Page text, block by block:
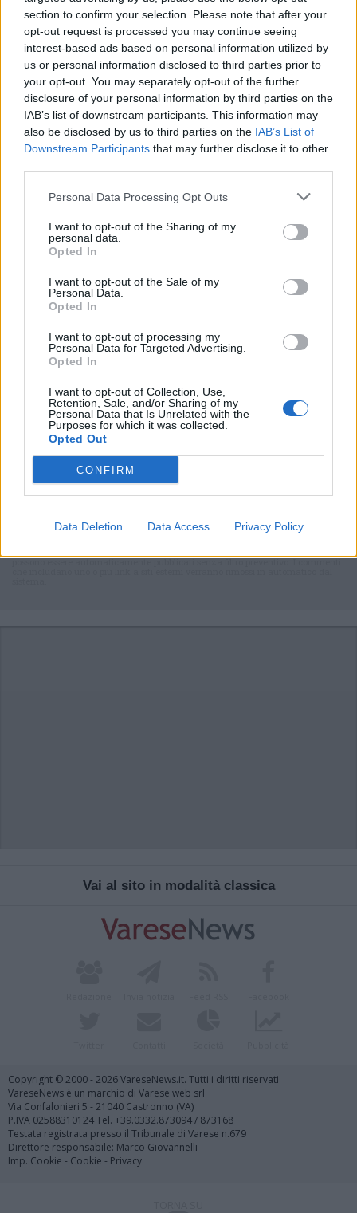
section to confirm your selection. Please note that after your
opt-out request is processed you may continue seeing
interest-based ads based on personal information utilized by
us or personal information disclosed to third parties prior to
your opt-out. You may separately opt-out of the further
disclosure of your personal information by third parties on the
IAB’s list of downstream participants. This information may
also be disclosed by us to third parties on the IAB’s List of
Downstream Participants that may further disclose it to other
Personal Data Processing Opt Outs
I want to opt-out of the Sharing of my
personal data.
Opted In
I want to opt-out of the Sale of my
Personal Data.
Opted In
I want to opt-out of processing my
Personal Data for Targeted Advertising.
Opted In
I want to opt-out of Collection, Use,
Retention, Sale, and/or Sharing of my
Personal Data that Is Unrelated with the
Purposes for which it was collected.
Opted Out
CONFIRM
Data Deletion Data Access Privacy Policy
1 di 8
TAG comprensivo brebbia Besozzo
Leggi l'articolo:
Al Comprensivo Adamoli di Besozzo secondo Torneo
ricordo
Commenti
Accedioregistratiper commentare questo
articolo.
L'email è richiesta ma non verrà mostrata ai visitatori. Il contenuto di questo
commento esprime il pensiero dell'autore e non rappresenta la linea editoriale
possono essere automaticamente pubblicati senza filtro preventivo. I commenti
Vai al sito in modalità classica
Copyright © 2000 - 2026 VareseNews.it. Tutti i diritti riservati
VareseNews è un marchio di Varese web srl
Via Confalonieri 5 - 21040 Castronno (VA)
P.IVA 02588310124 Tel. +39.0332.873094 / 873168
Testata registrata presso il Tribunale di Varese n.679
Direttore responsabile: Marco Giovannelli
Imp. Cookie - Cookie - Privacy